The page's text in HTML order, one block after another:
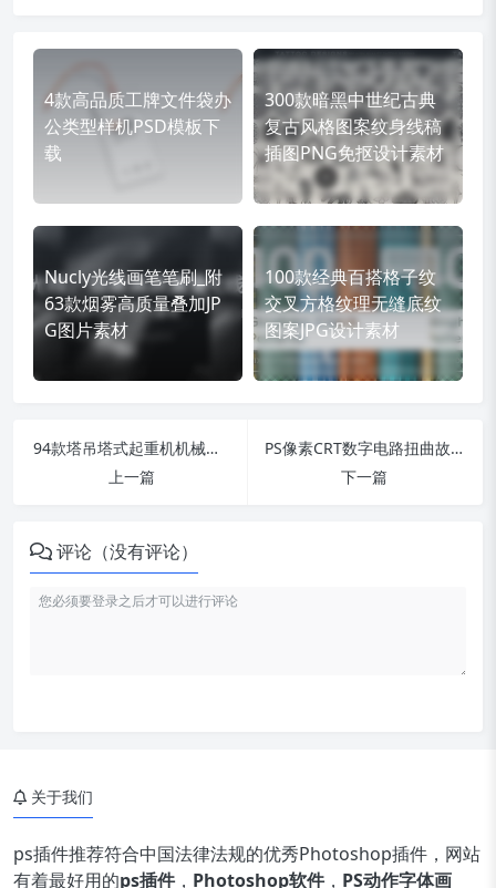
4款高品质工牌文件袋办
公类型样机PSD模板下
载
300款暗黑中世纪古典
复古风格图案纹身线稿
插图PNG免抠设计素材
Nucly光线画笔笔刷_附
63款烟雾高质量叠加JP
G图片素材
100款经典百搭格子纹
交叉方格纹理无缝底纹
图案JPG设计素材
94款塔吊塔式起重机机械钩子建筑工地大型工具场景合成TIF免抠素材
上一篇
PS像素CRT数字电路扭曲故障模糊霓虹辉光特效插件 Waveloq v1.0.4 中英文版
下一篇
评论（没有评论）
关于我们
ps插件推荐符合中国法律法规的优秀Photoshop插件，网站
有着最好用的ps插件， Photoshop软件， PS动作字体画